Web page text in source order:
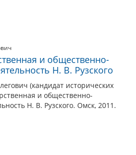
и общественно-
Н. В. Рузского
(кандидат исторических
и общественно-
Н. В. Рузского. Омск, 2011.